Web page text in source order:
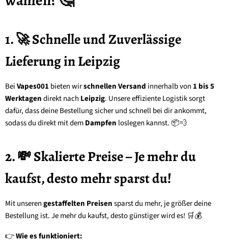
1. 🚀 Schnelle und Zuverlässige
Lieferung in Leipzig
BeiVapes001bieten wirschnellen Versand innerhalb von 1 bis 5
Werktagendirekt nach Leipzig. Unsere effiziente Logistik sorgt
dafür, dass deine Bestellung sicher und schnell bei dir ankommt,
sodass du direkt mit demDampfen loslegen kannst. 📦💨
2. 💸 Skalierte Preise – Je mehr du
kaufst, desto mehr sparst du!
Mit unserengestaffelten Preisensparst du mehr, je größer deine
Bestellung ist. Je mehr du kaufst, desto günstiger wird es! 🛒💰
👉Wie es funktioniert: